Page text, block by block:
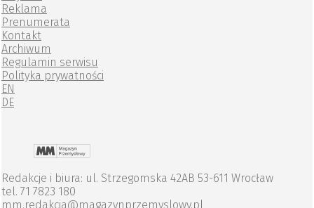
Reklama
Prenumerata
Kontakt
Archiwum
Regulamin serwisu
Polityka prywatności
EN
DE
Redakcje i biura: ul. Strzegomska 42AB 53-611 Wrocław
tel. 71 7823 180
mm.redakcja@magazynprzemyslowy.pl